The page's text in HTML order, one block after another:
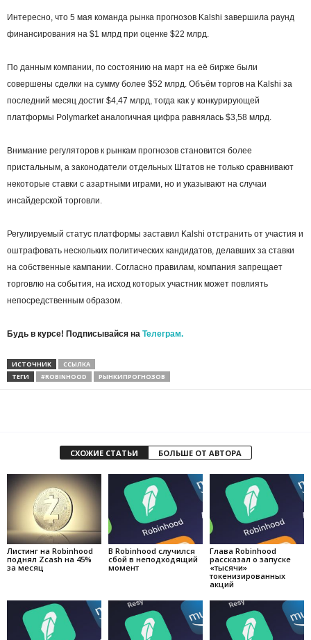
Интересно, что 5 мая команда рынка прогнозов Kalshi завершила раунд
финансирования на $1 млрд при оценке $22 млрд.
По данным компании, по состоянию на март на её бирже были
совершены сделки на сумму более $52 млрд. Объём торгов на Kalshi за
последний месяц достиг $4,47 млрд, тогда как у конкурирующей
платформы Polymarket аналогичная цифра равнялась $3,58 млрд.
Внимание регуляторов к рынкам прогнозов становится более
пристальным, а законодатели отдельных Штатов не только сравнивают
некоторые ставки с азартными играми, но и указывают на случаи
инсайдерской торговли.
Регулируемый статус платформы заставил Kalshi отстранить от участия и
оштрафовать нескольких политических кандидатов, делавших за ставки
на собственные кампании. Согласно правилам, компания запрещает
торговлю на события, на исход которых участник может повлиять
непосредственным образом.
Будь в курсе! Подписывайся на Телеграм.
ИСТОЧНИК
ССЫЛКА
ТЕГИ
#ROBINHOOD РЫНКИПРОГНОЗОВ
СХОЖИЕ СТАТЬИ БОЛЬШЕ ОТ АВТОРА
Листинг на Robinhood
поднял Zcash на 45%
за месяц
В Robinhood случился
сбой в неподходящий
момент
Глава Robinhood
рассказал о запуске
«тысячи»
токенизированных
акций